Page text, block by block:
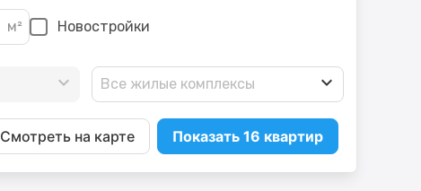
Новостройки
Все жилые комплексы
Смотреть на карте Показать 16 квартир